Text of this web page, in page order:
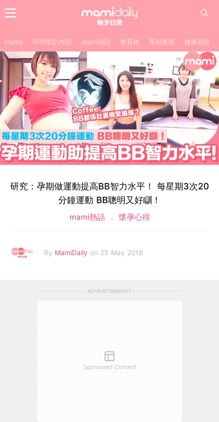
Home APP限定內容! mami熱話 教育路 產前產後 健康資訊
研究：孕期做運動提高BB智力水平！ 每星期3次20
分鐘運動 BB聰明又好瞓！
mami熱話 懷孕心得
By MamiDaily on 25 May 2018
ADVERTISEMENT
Sponsored Content